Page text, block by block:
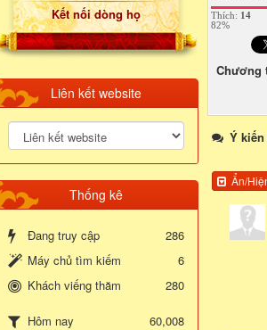
Thích: 14
82%
Chương
Ý
Ẩn/
Kết nối dòng họ
Liên kết website
Thống kê
Đang truy cập
286
Máy chủ tìm kiếm
6
Khách viếng thăm
280
Hôm nay
60,008